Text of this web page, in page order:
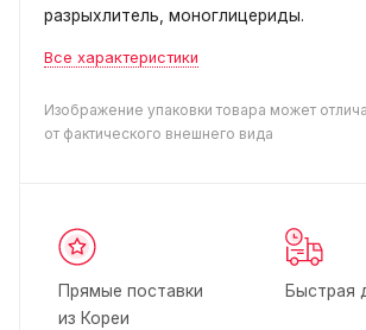
разрыхлитель, моноглицериды.
Все характеристики
Изображение упаковки товара может
от фактического внешнего вида
Прямые поставки
из Кореи
Быстрая